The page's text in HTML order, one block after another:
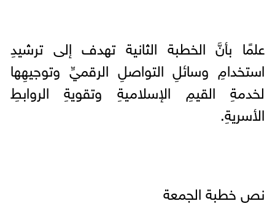
علمًا بأنَّ الخطبة الثانية تهدف إلى ترشيدِ
استخدامِ وسائلِ التواصلِ الرقميِّ وتوجيهِها
لخدمةِ القيمِ الإسلاميةِ وتقويةِ الروابطِ
الأسريةِ.
نص خطبة الجمعة